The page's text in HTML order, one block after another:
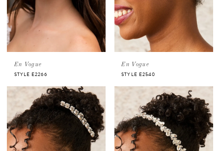
En Vogue
STYLE E2266
En Vogue
STYLE E2540